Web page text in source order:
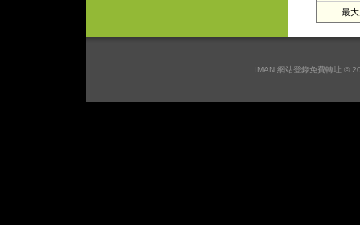
最
IMAN 網站登錄免費轉址 ©